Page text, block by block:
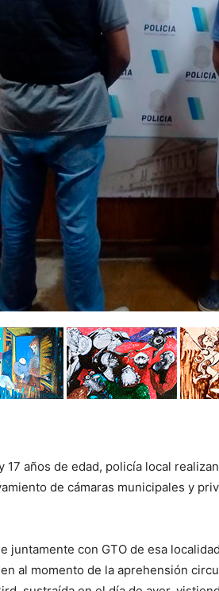
años de edad, policía local
de cámaras municipales y
juntamente con GTO de esa
al momento de la aprehensión